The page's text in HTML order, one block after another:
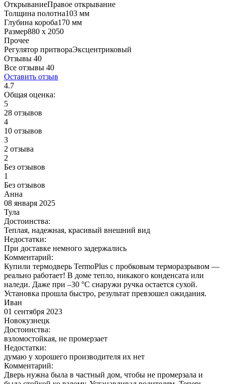
ОткрываниеПравое открывание
Толщина полотна103 мм
Глубина короба170 мм
Размер880 x 2050
Прочее
Регулятор притвораЭксцентриковый
Отзывы 40
Все отзывы 40
Оставить отзыв
4.7
Общая оценка:
5
28 отзывов
4
10 отзывов
3
2 отзыва
2
Без отзывов
1
Без отзывов
Анна
08 января 2025
Тула
Достоинства:
Теплая, надежная, красивый внешний вид
Недостатки:
При доставке немного задержались
Комментарий:
Купили термодверь TermoPlus с пробковым терморазрывом —
реально работает! В доме тепло, никакого конденсата или
наледи. Даже при –30 °C снаружи ручка остается сухой.
Установка прошла быстро, результат превзошел ожидания.
Иван
01 сентября 2023
Новокузнецк
Достоинства:
взломостойкая, не промерзает
Недостатки:
думаю у хорошего производителя их нет
Комментарий:
Дверь нужна была в частный дом, чтобы не промерзала и